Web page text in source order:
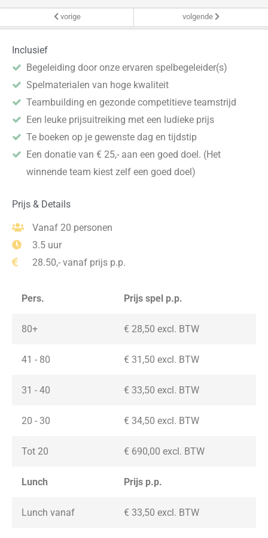
vorige volgende
Inclusief
Begeleiding door onze ervaren spelbegeleider(s)
Spelmaterialen van hoge kwaliteit
Teambuilding en gezonde competitieve teamstrijd
Een leuke prijsuitreiking met een ludieke prijs
Te boeken op je gewenste dag en tijdstip
Een donatie van € 25,- aan een goed doel. (Het
winnende team kiest zelf een goed doel)
Prijs & Details
Vanaf 20 personen
3.5 uur
28.50,- vanaf prijs p.p.
Pers. Prijs spel p.p.
80+ € 28,50 excl. BTW
41 - 80 € 31,50 excl. BTW
31 - 40 € 33,50 excl. BTW
20 - 30 € 34,50 excl. BTW
Tot 20 € 690,00 excl. BTW
Lunch Prijs p.p.
Lunch vanaf € 33,50 excl. BTW